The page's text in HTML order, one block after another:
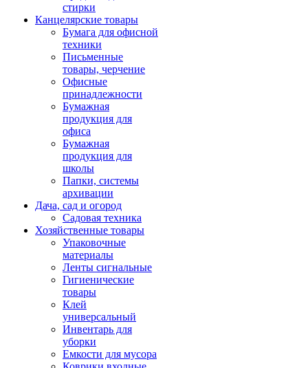
стирки
Канцелярские товары
Бумага для офисной
техники
Письменные
товары, черчение
Офисные
принадлежности
Бумажная
продукция для
офиса
Бумажная
продукция для
школы
Папки, системы
архивации
Дача, сад и огород
Садовая техника
Хозяйственные товары
Упаковочные
материалы
Ленты сигнальные
Гигиенические
товары
Клей
универсальный
Инвентарь для
уборки
Емкости для мусора